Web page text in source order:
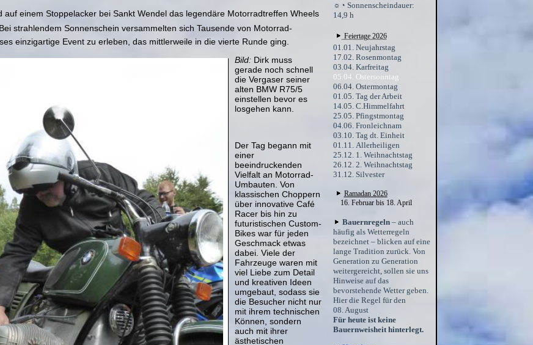
auf einem Stoppelacker bei Sankt Wendel das legendäre Motorradtreffen Wheels
strahlendem Sonnenschein versammelten sich Tausende von Motorrad-
einzigartige Event zu erleben, das mittlerweile in die vierte Runde ging.
Bild: Dirk muss
gerade noch schnell
die Vergaser seiner
alten BMW R75/5
einstellen bevor es
losgehen kann.
Der Tag begann mit
einer
beeindruckenden
Vielfalt an Motorrad-
Umbauten. Von
klassischen Choppern
über innovative Café
Racer bis hin zu
futuristischen Custom-
Bikes war für jeden
Geschmack etwas
dabei. Viele der
Fahrzeuge waren mit
viel Liebe zum Detail
und kreativen Ideen
umgebaut, sodass sie
die Besucher nicht nur
mit ihrem technischen
Können, sondern
auch mit ihrer
ästhetischen
☼◔ Sonnenscheindauer:
14,9 h
Feiertage 2026
01.01. Neujahrstag
17.02. Rosenmontag
03.04. Karfreitag
05.04. Ostersonntag
06.04. Ostermontag
01.05. Tag der Arbeit
14.05. C.Himmelfahrt
25.05. Pfingstmontag
04.06. Fronleichnam
03.10. Tag dt. Einheit
01.11. Allerheiligen
25.12. 1. Weihnachtstag
26.12. 2. Weihnachtstag
31.12. Silvester
Ramadan 2026
16. Februar bis 18. April
Bauernregeln– auch
häufig als Wetterregeln
bezeichnet – blicken auf eine
lange Tradition zurück. Von
Generation zu Generation
weitergereicht, sollen sie uns
Hinweise auf das
bevorstehende Wetter geben.
Hier die Regel für den
08. August
Für heute ist keine
Bauernweisheit hinterlegt.